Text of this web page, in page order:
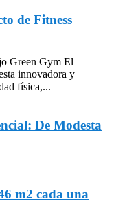
de Fitness
Green Gym El
innovadora y
física,...
De Modesta
m2 cada una